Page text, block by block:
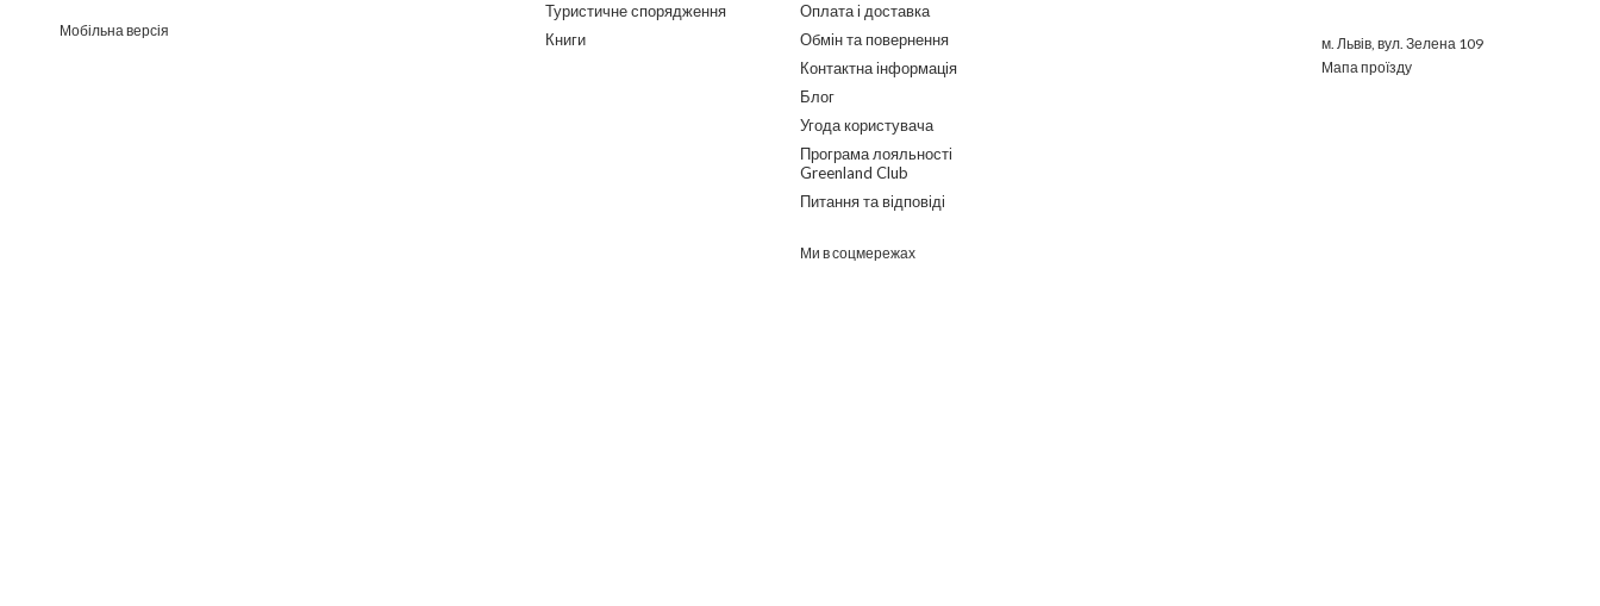
Мобільна версія
Туристичне спорядження
Книги
Оплата і доставка
Обмін та повернення
Контактна інформація
Блог
Угода користувача
Програма лояльності
Greenland Club
Питання та відповіді
Ми в соцмережах
м. Львів, вул. Зелена 109
Мапа проїзду